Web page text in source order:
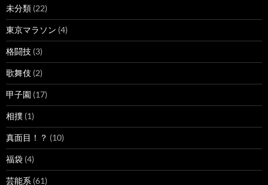
未分類 (22)
東京マラソン (4)
格闘技 (3)
歌舞伎 (2)
甲子園 (17)
相撲 (1)
真面目！？ (10)
福袋 (4)
芸能系 (61)